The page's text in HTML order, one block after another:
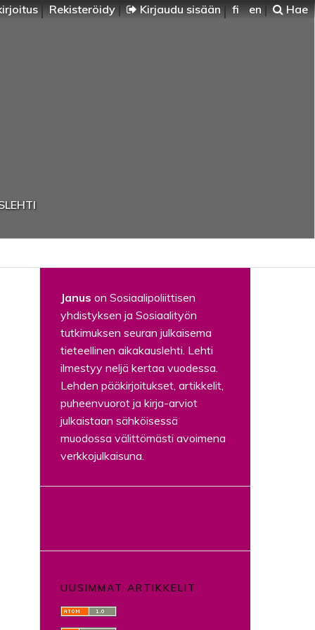
Rekisteröidy Kirjaudu sisään fi en Hae
Janus on Sosiaalipoliittisen
yhdistyksen ja Sosiaalityön
tutkimuksen seuran julkaisema
tieteellinen aikakauslehti. Lehti
ilmestyy neljä kertaa vuodessa.
Lehden pääkirjoitukset, artikkelit,
puheenvuorot ja kirja-arviot
julkaistaan sähköisessä
muodossa välittömästi avoimena
verkkojulkaisuna.
UUSIMMAT ARTIKKELIT